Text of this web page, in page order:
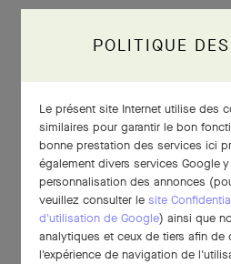
POLITIQUE
Le présent site Internet utilise des
similaires pour garantir le bon
bonne prestation des services ici
également divers services Google
personnalisation des annonces
veuillez consulter le site
d'utilisation de Google) ainsi que
analytiques et ceux de tiers afin de
l'expérience de navigation de